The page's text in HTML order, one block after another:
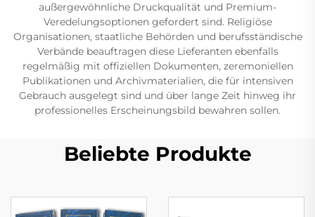
außergewöhnliche Druckqualität und Premium-
Veredelungsoptionen gefordert sind. Religiöse
Organisationen, staatliche Behörden und berufsständische
Verbände beauftragen diese Lieferanten ebenfalls
regelmäßig mit offiziellen Dokumenten, zeremoniellen
Publikationen und Archivmaterialien, die für intensiven
Gebrauch ausgelegt sind und über lange Zeit hinweg ihr
professionelles Erscheinungsbild bewahren sollen.
Beliebte Produkte